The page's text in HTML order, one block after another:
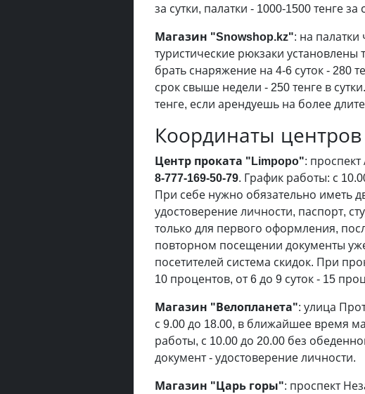
за сутки, палатки - 1000-1500 тенге за
Магазин "Snowshop.kz": на
туристические рюкзаки установлены
брать снаряжение на 4-6 суток - 280
срок свыше недели - 250 тенге в
тенге, если арендуешь на более
Координаты центров
Центр проката "Limpopo": проспект
8-777-169-50-79. График работы: с
При себе нужно обязательно иметь
удостоверение личности, паспорт,
только для первого оформления,
повторном посещении документы
посетителей система скидок. При
10 процентов, от 6 до 9 суток - 15
Магазин "Велопланета": улица
с 9.00 до 18.00, в ближайшее время
работы, с 10.00 до 20.00 без
документ - удостоверение личности.
Магазин "Царь горы": проспект